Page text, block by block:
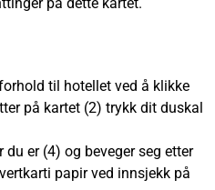
til hotellet ved å klikke
på kartet (2) trykk dit duskal
er (4) og beveger seg etter
papir ved innsjekk på